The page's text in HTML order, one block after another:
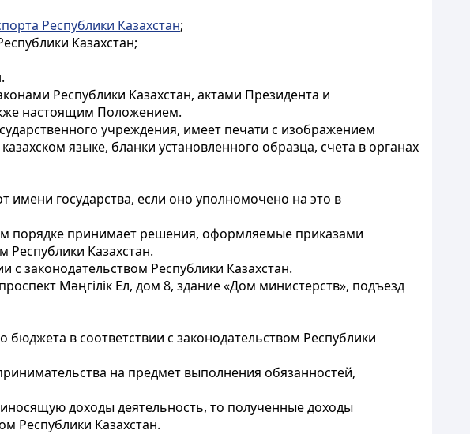
Республики Казахстан;
Казахстан;
Республики Казахстан, актами Президента и
настоящим Положением.
учреждения, имеет печати с изображением
языке, бланки установленного образца, счета в органах
государства, если оно уполномочено на это в
порядке принимает решения, оформляемые приказами
Республики Казахстан.
с законодательством Республики Казахстан.
Мәңгілік Ел, дом 8, здание «Дом министерств», подъезд
в соответствии с законодательством Республики
на предмет выполнения обязанностей,
доходы деятельность, то полученные доходы
Республики Казахстан.